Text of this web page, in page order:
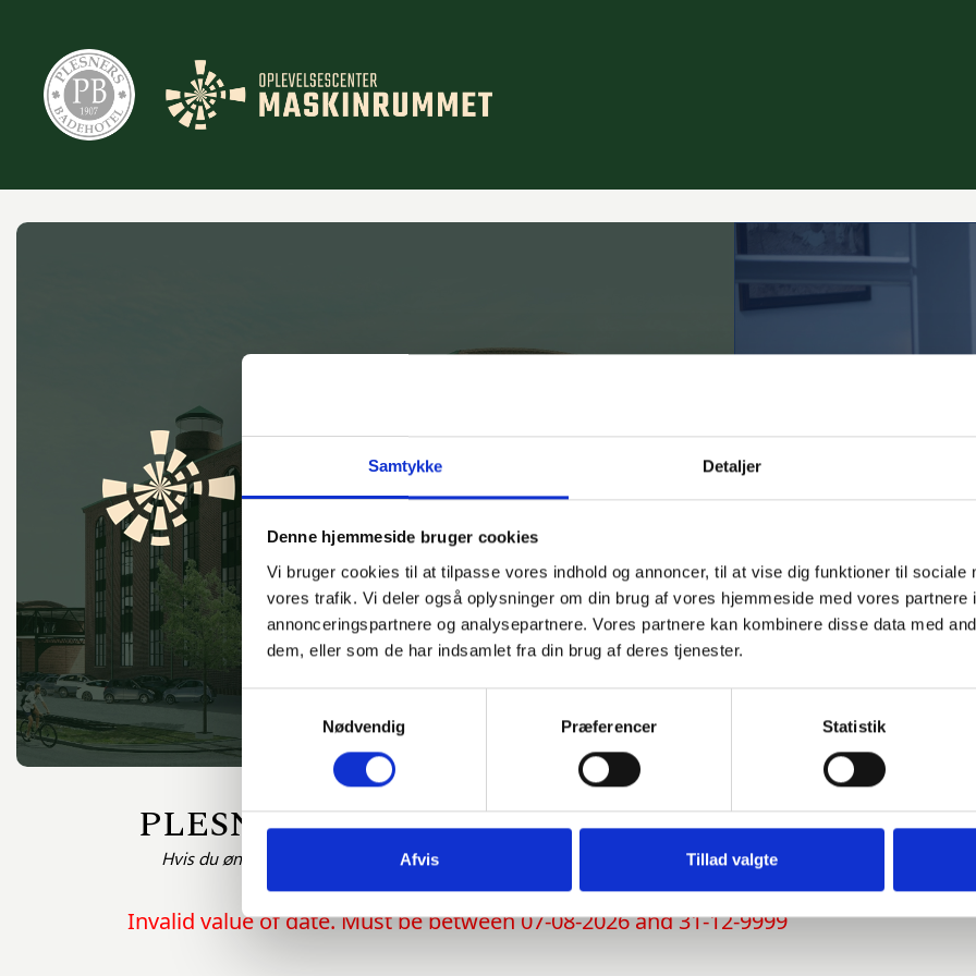
Samtykke Detaljer
Denne hjemmeside bruger cookies
Vi bruger cookies til at tilpasse vores indhold og annoncer, til at vise dig funktioner til sociale
vores trafik. Vi deler også oplysninger om din brug af vores hjemmeside med vores partnere
annonceringspartnere og analysepartnere. Vores partnere kan kombinere disse data med
dem, eller som de har indsamlet fra din brug af deres tjenester.
Nødvendig
Præferencer Statistik
Afvis Tillad valgte
PLESNERS BADEHOTEL &
Hvis du ønsker at benytte et gavekort til en oplevelse, så kan du desværre ikke benytte dette link. Her
Invalid value of date. Must be between 07-08-2026 and 31-12-9999